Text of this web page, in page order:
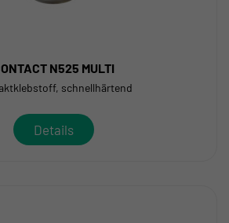
N525 MULTI
schnellhärtend
Details